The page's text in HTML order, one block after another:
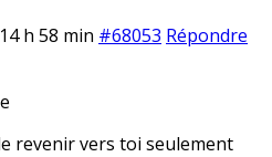
h 58 min #68053 Répondre
revenir vers toi seulement